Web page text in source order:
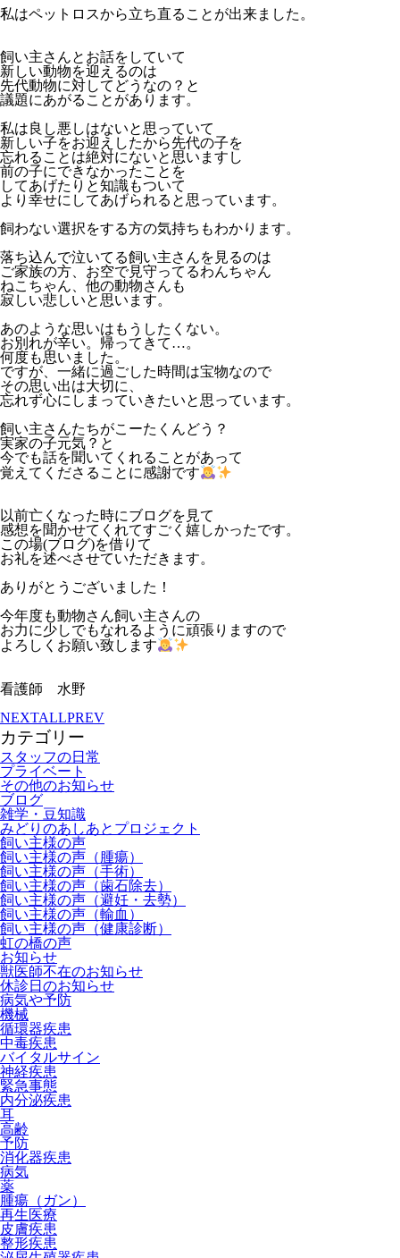
私はペットロスから立ち直ることが出来ました。
飼い主さんとお話をしていて
新しい動物を迎えるのは
先代動物に対してどうなの？と
議題にあがることがあります。
私は良し悪しはないと思っていて
新しい子をお迎えしたから先代の子を
忘れることは絶対にないと思いますし
前の子にできなかったことを
してあげたりと知識もついて
より幸せにしてあげられると思っています。
飼わない選択をする方の気持ちもわかります。
落ち込んで泣いてる飼い主さんを見るのは
ご家族の方、お空で見守ってるわんちゃん
ねこちゃん、他の動物さんも
寂しい悲しいと思います。
あのような思いはもうしたくない。
お別れが辛い。帰ってきて…。
何度も思いました。
ですが、一緒に過ごした時間は宝物なので
その思い出は大切に、
忘れず心にしまっていきたいと思っています。
飼い主さんたちがこーたくんどう？
実家の子元気？と
今でも話を聞いてくれることがあって
覚えてくださることに感謝です
以前亡くなった時にブログを見て
感想を聞かせてくれてすごく嬉しかったです。
この場(ブログ)を借りて
お礼を述べさせていただきます。
ありがとうございました！
今年度も動物さん飼い主さんの
お力に少しでもなれるように頑張りますので
よろしくお願い致します
看護師 水野
NEXTALLPREV
カテゴリー
スタッフの日常
プライベート
その他のお知らせ
ブログ
雑学・豆知識
みどりのあしあとプロジェクト
飼い主様の声
飼い主様の声（腫瘍）
飼い主様の声（手術）
飼い主様の声（歯石除去）
飼い主様の声（避妊・去勢）
飼い主様の声（輸血）
飼い主様の声（健康診断）
虹の橋の声
お知らせ
獣医師不在のお知らせ
休診日のお知らせ
病気や予防
機械
循環器疾患
中毒疾患
バイタルサイン
神経疾患
緊急事態
内分泌疾患
耳
高齢
予防
消化器疾患
病気
薬
腫瘍（ガン）
再生医療
皮膚疾患
整形疾患